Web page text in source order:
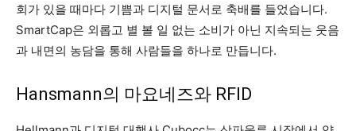
회가 있을 때마다 기쁨과 디지털 문서로 축배를 들었습니다.
SmartCap은 외롭고 별 볼 일 없는 소비가 아닌 지속되는 웃음
과 내면의 농담을 통해 사람들을 하나로 만듭니다.
Hansmann의 마요네즈와 RFID